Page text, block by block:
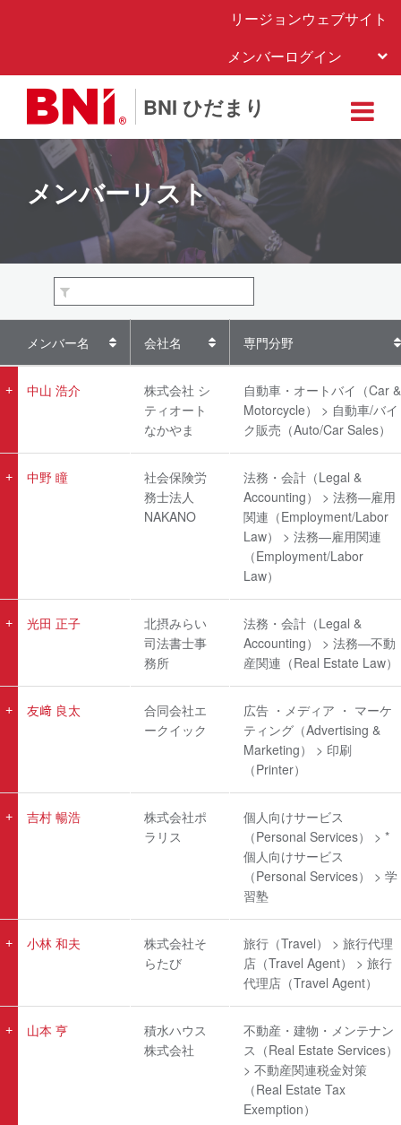
リージョンウェブサイト
メンバーログイン
BNI ひだまり
メンバーリスト
メンバー名 会社名 専門分野
中山 浩介
株式会社 シ
ティオート
なかやま
自動車・オートバイ（Car &
Motorcycle） > 自動車/バイ
ク販売（Auto/Car Sales）
中野 瞳
社会保険労
務士法人
NAKANO
法務・会計（Legal &
Accounting） > 法務―雇用
関連（Employment/Labor
Law） > 法務―雇用関連
（Employment/Labor
Law）
光田 正子
北摂みらい
司法書士事
務所
法務・会計（Legal &
Accounting） > 法務―不動
産関連（Real Estate Law）
友﨑 良太
合同会社エ
ークイック
広告 ・メディア ・ マーケ
ティング（Advertising &
Marketing） > 印刷
（Printer）
吉村 暢浩
株式会社ポ
ラリス
個人向けサービス
（Personal Services） > *
個人向けサービス
（Personal Services） > 学
習塾
小林 和夫
株式会社そ
らたび
旅行（Travel） > 旅行代理
店（Travel Agent） > 旅行
代理店（Travel Agent）
山本 亨
積水ハウス
株式会社
不動産・建物・メンテナン
ス（Real Estate Services）
> 不動産関連税金対策
（Real Estate Tax
Exemption）